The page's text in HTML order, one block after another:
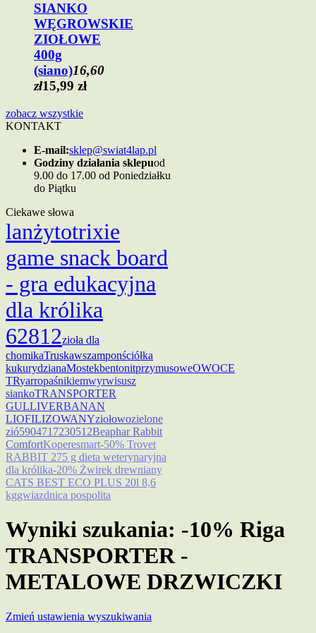
SIANKO
WĘGROWSKIE
ZIOŁOWE
400g
(siano)16,60
zł15,99 zł
zobacz wszystkie
KONTAKT
E-mail:sklep@swiat4lap.pl
Godziny działania sklepuod
9.00 do 17.00 od Poniedziałku
do Piątku
Ciekawe słowa
lanżytotrixie
game snack board
- gra edukacyjna
dla królika
62812zioła dla
chomikaTruskawszamponściółka
kukurydzianaMostekbentonitprzymusoweOWOCE
TRyarropaśnikiemwyrwisusz
siankoTRANSPORTER
GULLIVERBANAN
LIOFILIZOWANYziołowozielone
zió5904717230512Beaphar Rabbit
ComfortKoperesmart-50% Trovet
RABBIT 275 g dieta weterynaryjna
dla królika-20% Żwirek drewniany
CATS BEST ECO PLUS 20l 8,6
kggwiazdnica pospolita
Wyniki szukania: -10% Riga
TRANSPORTER -
METALOWE DRZWICZKI
Zmień ustawienia wyszukiwania